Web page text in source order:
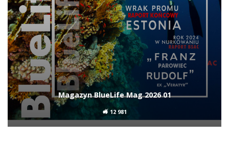
Magazyn BlueLife Mag 2026 01
12 981